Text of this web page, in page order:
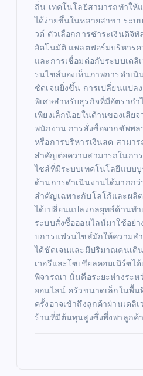
ถิ่น เทคโนโลยีสามารถทำให้
ได้ง่ายขึ้นในหลายสาขา ระ
วด์ ตัวเลือกการชำระเงินดิจิ
อัตโนมัติ แพลตฟอร์มบริหาร
และการเชื่อมต่อกับระบบเดลิ
รนไชส์มองเห็นภาพการดำเนิ
ชัดเจนยิ่งขึ้น การเปลี่ยนแปล
พิเศษสำหรับธุรกิจที่มีอัตราก
เพียงเล็กน้อยในด้านของเสีย
พนักงาน การสั่งซื้อจากซัพพล
หรือการบริหารเงินสด สามา
สำคัญต่อความสามารถในกา
ไชส์ที่มีระบบเทคโนโลยีแบบ
ด้านการดำเนินงานได้มากก
สำคัญเฉพาะกับโลโก้และผลิ
ได้เปลี่ยนแปลงกลยุทธ์ด้านท
ระบบสั่งซื้อออนไลน์มาใช้อย่
บการแฟรนไชส์มักให้ความส
ได้ชัดเจนและมีปริมาณคนเดิ
เวอรีและโซเชียลคอมเมิร์ซไ
พิจารณา นั่นคือระยะห่างระห
ออนไลน์ ครัวขนาดเล็กในพื้น
ครั้งอาจเข้าถึงลูกค้าผ่านเดลิ
ร้านที่มีต้นทุนสูงซึ่งพึ่งพาลูกค้